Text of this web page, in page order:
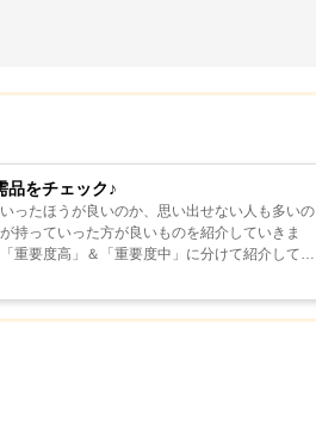
品をチェック♪
ったほうが良いのか、思い出せない人も多いの
持っていった方が良いものを紹介していきま
重要度高」＆「重要度中」に分けて紹介してい